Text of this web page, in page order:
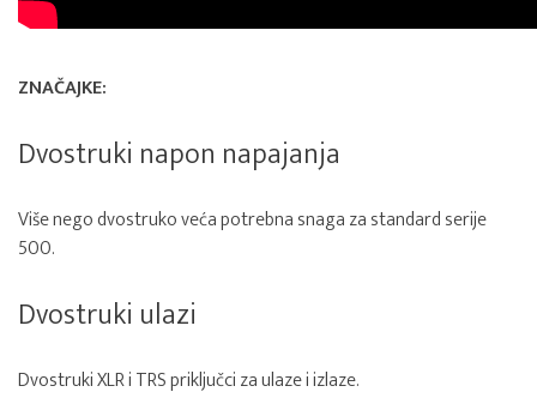
ZNAČAJKE:
Dvostruki napon napajanja
Više nego dvostruko veća potrebna snaga za standard serije
500.
Dvostruki ulazi
Dvostruki XLR i TRS priključci za ulaze i izlaze.